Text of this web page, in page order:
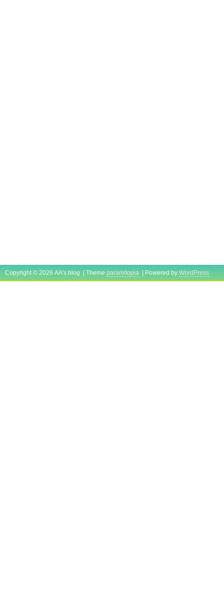
Copyright © 2026 AA's blog | Theme paramitopia | Powered by WordPress